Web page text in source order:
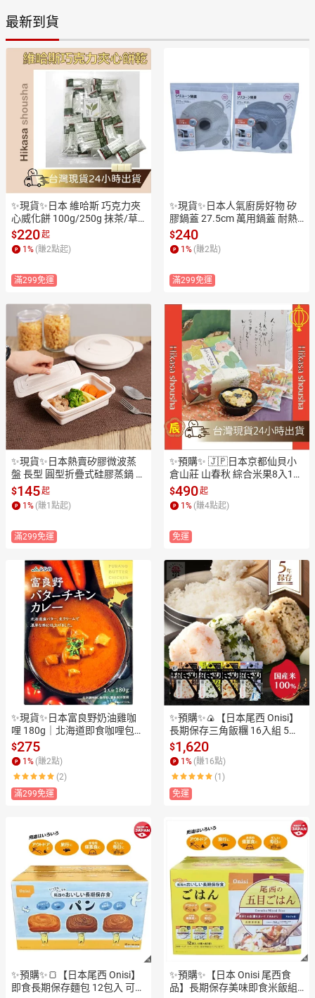
最新到貨
✨現貨✨日本 維哈斯 巧克力夾
心威化餅 100g/250g 抹茶/草
莓/牛奶/摩卡 下午茶點心 日本
進口 零食 伴手禮
$220起
1 % (賺2點起)
滿299免運
✨現貨✨日本人氣廚房好物 矽
膠鍋蓋 27.5cm 萬用鍋蓋 耐熱
密封蓋 附氣閥設計 可調蒸氣 鍋
具 平底鍋通用可冷藏保存
$240
1 % (賺2點)
滿299免運
✨現貨✨日本熱賣矽膠微波蒸
盤 長型 圓型折疊式硅膠蒸鍋 時
短料理 微波爐對應 耐熱230度
可折疊收納 簡約百搭
$145起
1% (賺1點起)
滿299免運
✨預購✨ 🇯🇵日本京都仙貝小
倉山莊 山春秋 綜合米果8入10
盒裝 年節禮盒 送禮最佳選擇
$490起
1% (賺4點起)
免運
✨現貨✨日本富良野奶油雞咖
哩 180g｜北海道即食咖哩包｜
洋蔥燉煮滑順濃郁｜微波加熱
即食  一人份常備美食｜微波懶
人料理
$275
1 % (賺2點)
(2)
滿299免運
✨預購✨🍙【日本尾西 Onisi】
長期保存三角飯糰 16入組 5年
保存 4種人氣口味 × 各4袋 緊急
糧食/露營備糧/戶外登山首選
$1,620
1 % (賺16點)
(1)
免運
✨預購✨🍞【日本尾西 Onisi】
即食長期保存麵包 12包入 可保
✨預購✨【日本 Onisi 尾西食
品】長期保存美味即食米飯組1